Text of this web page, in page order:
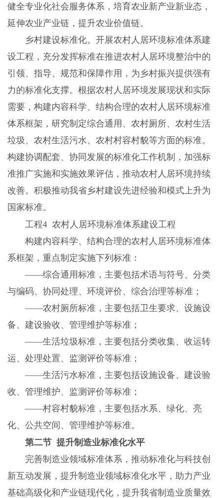
健全专业化社会服务体系，培育农业新产业新业态，
延伸农业产业链，提升农业价值链。
乡村建设标准化。开展农村人居环境标准体系建
设工程，充分发挥标准在推进农村人居环境整治中的
引领、指导、规范和保障作用，为乡村振兴提供强有
力的标准化支撑。根据农村人居环境发展现状和实际
需要，构建内容科学、结构合理的农村人居环境标准
体系框架，研究制定综合通用、农村厕所、农村生活
垃圾、农村生活污水、农村村容村貌等方面的标准。
构建协调配套、协同发展的标准化工作机制，加强标
准推广实施和实施效果评估，推动农村人居环境持续
改善。积极推动我省乡村建设先进经验和模式上升为
国家标准。
工程4 农村人居环境标准体系建设工程
构建内容科学、结构合理的农村人居环境标准体
系框架，重点制定实施下列标准：
——综合通用标准，主要包括术语与符号、分类
与编码、协同处理、环境评价、综合治理等标准；
——农村厕所标准，主要包括卫生要求、设施设
备、建设验收、管理维护等标准；
——生活垃圾标准，主要包括分类收集、收运转
运、处理处置、监测评价等标准；
——生活污水标准，主要包括设施设备、建设验
收、管理维护、监测评价等标准；
——村容村貌标准，主要包括水系、绿化、亮
化、公共空间、管理维护等标准。
第二节 提升制造业标准化水平
完善制造业领域标准体系，推动标准化与科技创
新互动发展，提升制造业领域标准化水平，助力产业
基础高级化和产业链现代化，提升我省制造业质量效